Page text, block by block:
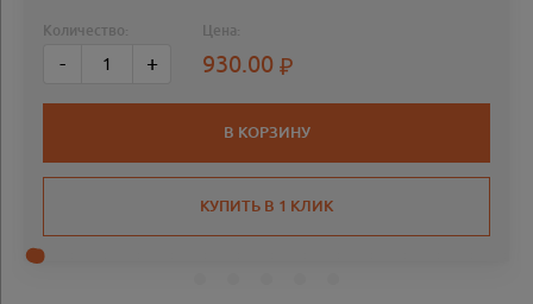
Количество:
- +
Цена:
930.00
В КОРЗИНУ
КУПИТЬ В 1 КЛИК